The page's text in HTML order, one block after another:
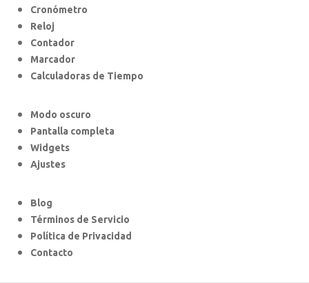
Cronómetro
Reloj
Contador
Marcador
Calculadoras de Tiempo
Modo oscuro
Pantalla completa
Widgets
Ajustes
Blog
Términos de Servicio
Política de Privacidad
Contacto